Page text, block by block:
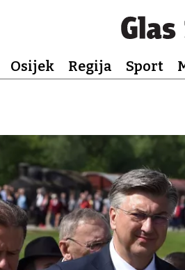
Osijek Regija Sport